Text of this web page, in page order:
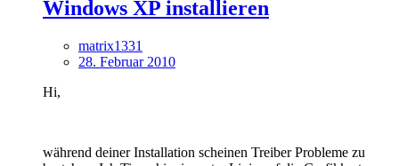
Windows XP installieren
matrix1331
28. Februar 2010
Hi,
während deiner Installation scheinen Treiber Probleme zu